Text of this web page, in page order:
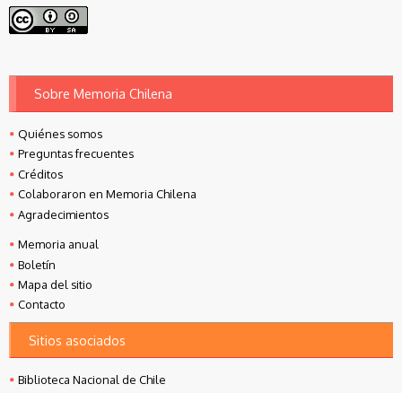
Sobre Memoria Chilena
Quiénes somos
Preguntas frecuentes
Créditos
Colaboraron en Memoria Chilena
Agradecimientos
Memoria anual
Boletín
Mapa del sitio
Contacto
Sitios asociados
Biblioteca Nacional de Chile